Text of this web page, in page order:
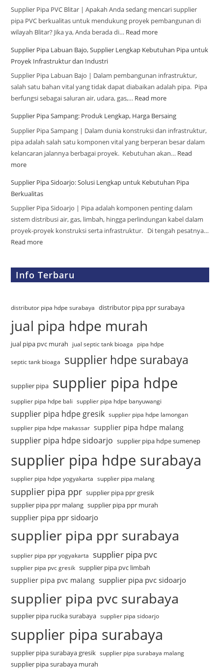
Supplier Pipa PVC Blitar | Apakah Anda sedang mencari supplier
pipa PVC berkualitas untuk mendukung proyek pembangunan di
wilayah Blitar? Jika ya, Anda berada di… Read more
Supplier Pipa Labuan Bajo, Supplier Lengkap Kebutuhan Pipa untuk
Proyek Infrastruktur dan Industri
Supplier Pipa Labuan Bajo | Dalam pembangunan infrastruktur,
salah satu bahan vital yang tidak dapat diabaikan adalah pipa. Pipa
berfungsi sebagai saluran air, udara, gas,… Read more
Supplier Pipa Sampang: Produk Lengkap, Harga Bersaing
Supplier Pipa Sampang | Dalam dunia konstruksi dan infrastruktur,
pipa adalah salah satu komponen vital yang berperan besar dalam
kelancaran jalannya berbagai proyek. Kebutuhan akan… Read
more
Supplier Pipa Sidoarjo: Solusi Lengkap untuk Kebutuhan Pipa
Berkualitas
Supplier Pipa Sidoarjo | Pipa adalah komponen penting dalam
sistem distribusi air, gas, limbah, hingga perlindungan kabel dalam
proyek-proyek konstruksi serta infrastruktur. Di tengah pesatnya…
Read more
Info Terbaru
distributor pipa hdpe surabaya distributor pipa ppr surabaya
jual pipa hdpe murah
jual pipa pvc murah jual septic tank bioaga pipa hdpe
septic tank bioaga supplier hdpe surabaya
supplier pipa supplier pipa hdpe
supplier pipa hdpe bali supplier pipa hdpe banyuwangi
supplier pipa hdpe gresik supplier pipa hdpe lamongan
supplier pipa hdpe makassar supplier pipa hdpe malang
supplier pipa hdpe sidoarjo supplier pipa hdpe sumenep
supplier pipa hdpe surabaya
supplier pipa hdpe yogyakarta supplier pipa malang
supplier pipa ppr supplier pipa ppr gresik
supplier pipa ppr malang supplier pipa ppr murah
supplier pipa ppr sidoarjo
supplier pipa ppr surabaya
supplier pipa ppr yogyakarta supplier pipa pvc
supplier pipa pvc gresik supplier pipa pvc limbah
supplier pipa pvc malang supplier pipa pvc sidoarjo
supplier pipa pvc surabaya
supplier pipa rucika surabaya supplier pipa sidoarjo
supplier pipa surabaya
supplier pipa surabaya gresik supplier pipa surabaya malang
supplier pipa surabaya murah